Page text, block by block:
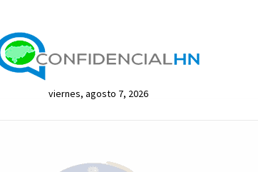
viernes, agosto 7, 2026